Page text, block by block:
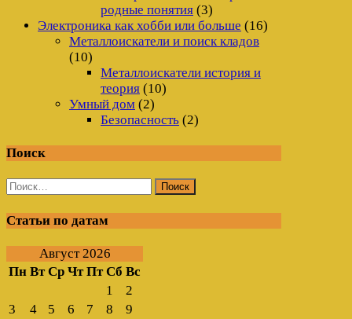
родные понятия (3)
Электроника как хобби или больше (16)
Металлоискатели и поиск кладов
(10)
Металлоискатели история и
теория (10)
Умный дом (2)
Безопасность (2)
Поиск
Найти:
Статьи по датам
Август 2026
Пн Вт Ср Чт Пт Сб Вс
1
2
3
4 5 6 7 8
9